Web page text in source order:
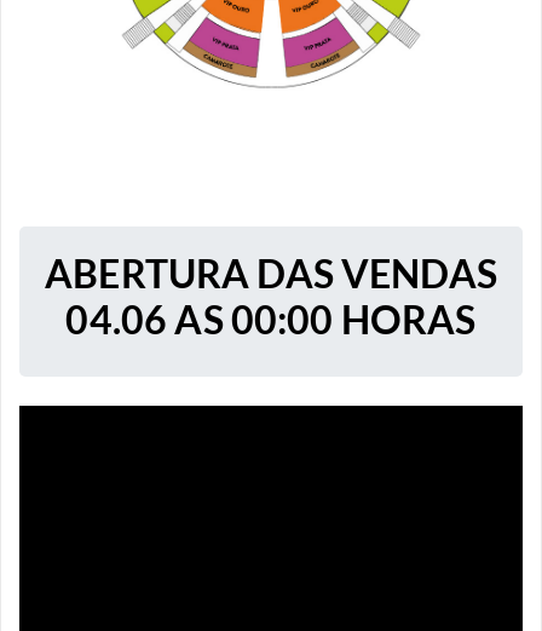
ABERTURA DAS VENDAS
04.06 AS 00:00 HORAS